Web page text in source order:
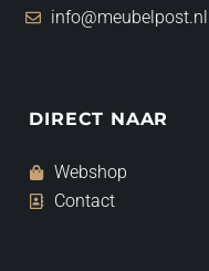
info@meubelpost.nl
DIRECT NAAR
Webshop
Contact